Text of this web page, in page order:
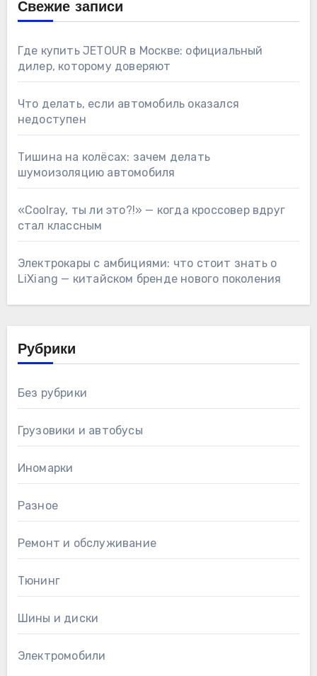
Свежие записи
Где купить JETOUR в Москве: официальный
дилер, которому доверяют
Что делать, если автомобиль оказался
недоступен
Тишина на колёсах: зачем делать
шумоизоляцию автомобиля
«Coolray, ты ли это?!» — когда кроссовер вдруг
стал классным
Электрокары с амбициями: что стоит знать о
LiXiang — китайском бренде нового поколения
Рубрики
Без рубрики
Грузовики и автобусы
Иномарки
Разное
Ремонт и обслуживание
Тюнинг
Шины и диски
Электромобили